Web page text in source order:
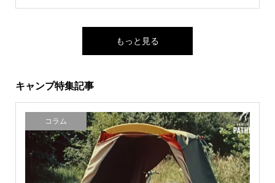
もっと見る
キャンプ特集記事
コラム